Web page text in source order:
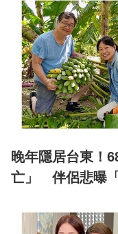
晚年隱居台東！
亡」 伴侶悲曝